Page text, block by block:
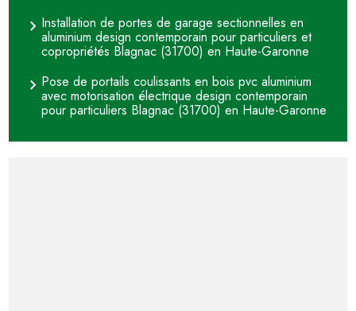
Installation de portes de garage sectionnelles en
aluminium design contemporain pour particuliers et
copropriétés Blagnac (31700) en Haute-Garonne
Pose de portails coulissants en bois pvc aluminium
avec motorisation électrique design contemporain
pour particuliers Blagnac (31700) en Haute-Garonne